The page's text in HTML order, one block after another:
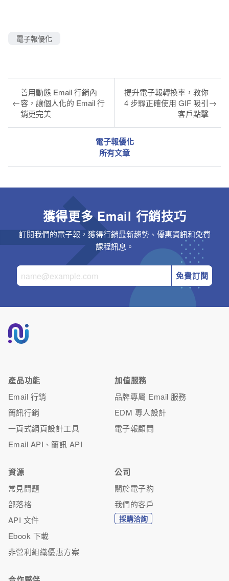
電子報優化
←
善用動態 Email 行銷內
容，讓個人化的 Email 行
銷更完美
電子報優化
所有文章
提升電子報轉換率，教你
4 步驟正確使用 GIF 吸引
客戶點擊
→
獲得更多 Email 行銷技巧
訂閱我們的電子報，獲得行銷最新趨勢、優惠資訊和免費
課程訊息。
免費訂閱
產品功能
Email 行銷
簡訊行銷
一頁式網頁設計工具
Email API、簡訊 API
加值服務
品牌專屬 Email 服務
EDM 專人設計
電子報顧問
資源
常見問題
部落格
API 文件
Ebook 下載
非營利組織優惠方案
公司
關於電子豹
我們的客戶
採購洽詢